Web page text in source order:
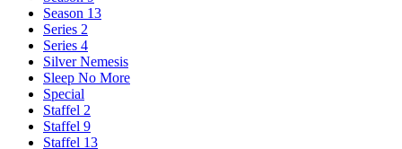
Season 13
Series 2
Series 4
Silver Nemesis
Sleep No More
Special
Staffel 2
Staffel 9
Staffel 13